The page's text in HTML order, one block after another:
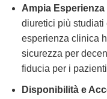
Ampia Esperienza
diuretici più studiati
esperienza clinica
sicurezza per
fiducia per i
Disponibilità e